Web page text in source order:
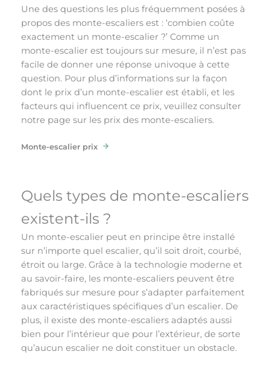
Une des questions les plus fréquemment posées à
propos des monte-escaliers est : ‘combien coûte
exactement un monte-escalier ?’ Comme un
monte-escalier est toujours sur mesure, il n’est pas
facile de donner une réponse univoque à cette
question. Pour plus d’informations sur la façon
dont le prix d’un monte-escalier est établi, et les
facteurs qui influencent ce prix, veuillez consulter
notre page sur les prix des monte-escaliers.
Monte-escalier prix
Quels types de monte-escaliers
existent-ils ?
Un monte-escalier peut en principe être installé
sur n’importe quel escalier, qu’il soit droit, courbé,
étroit ou large. Grâce à la technologie moderne et
au savoir-faire, les monte-escaliers peuvent être
fabriqués sur mesure pour s’adapter parfaitement
aux caractéristiques spécifiques d’un escalier. De
plus, il existe des monte-escaliers adaptés aussi
bien pour l’intérieur que pour l’extérieur, de sorte
qu’aucun escalier ne doit constituer un obstacle.